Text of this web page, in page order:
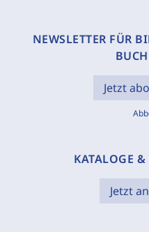
NEWSLETTER FÜR
Jetzt
KATALOGE &
Jetzt